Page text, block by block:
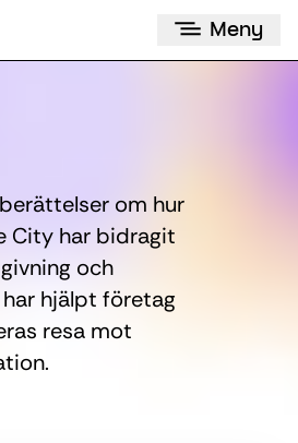
Meny
om hur
City har bidragit
och
hjälpt företag
resa mot